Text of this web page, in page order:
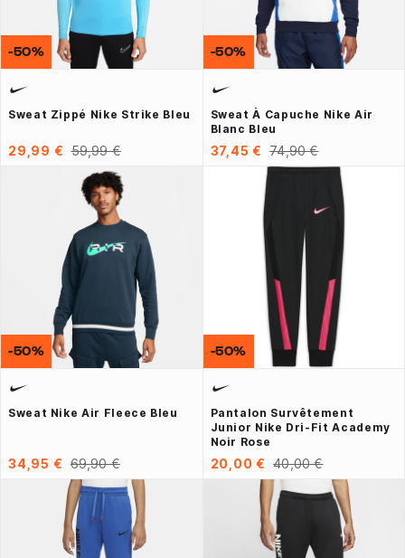
Sweat Zippé Nike Strike Bleu
29,99 € 59,99 €
-50%
Sweat À Capuche Nike Air
Blanc Bleu
37,45 € 74,90 €
-50%
Sweat Nike Air Fleece Bleu
34,95 € 69,90 €
-50%
Pantalon Survêtement
Junior Nike Dri-Fit Academy
Noir Rose
20,00 € 40,00 €
-50%